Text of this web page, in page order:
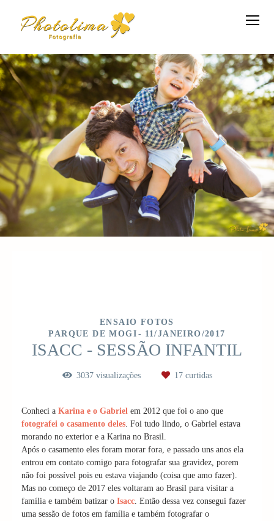
ENSAIO FOTOS
PARQUE DE MOGI
11/JANEIRO/2017
ISACC - SESSÃO INFANTIL
3037visualizações 17curtidas
Conheci a Karina e o Gabriel em 2012 que foi o ano que
fotografei o casamento deles. Foi tudo lindo, o Gabriel estava
morando no exterior e a Karina no Brasil.
Após o casamento eles foram morar fora, e passado uns anos ela
entrou em contato comigo para fotografar sua gravidez, porem
não foi possível pois eu estava viajando (coisa que amo fazer).
Mas no começo de 2017 eles voltaram ao Brasil para visitar a
família e também batizar o Isacc. Então dessa vez consegui fazer
uma sessão de fotos em família e também fotografar o